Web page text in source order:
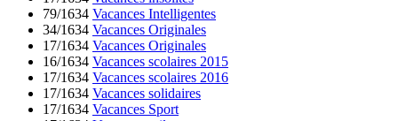
79/1634 Vacances Intelligentes
34/1634 Vacances Originales
17/1634 Vacances Originales
16/1634 Vacances scolaires 2015
17/1634 Vacances scolaires 2016
17/1634 Vacances solidaires
17/1634 Vacances Sport